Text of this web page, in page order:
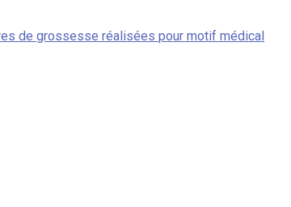
de grossesse réalisées pour motif médical